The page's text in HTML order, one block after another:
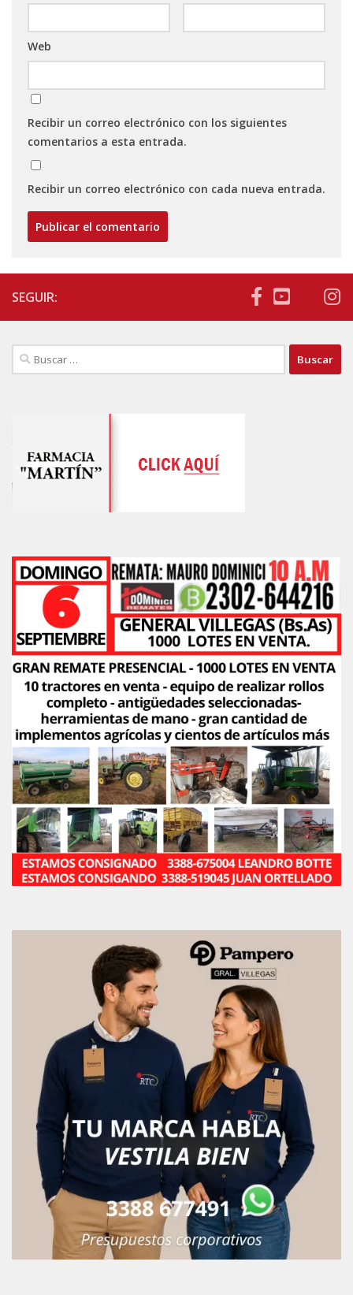
Web
Recibir un correo electrónico con los siguientes
comentarios a esta entrada.
Recibir un correo electrónico con cada nueva entrada.
SEGUIR:
Buscar: